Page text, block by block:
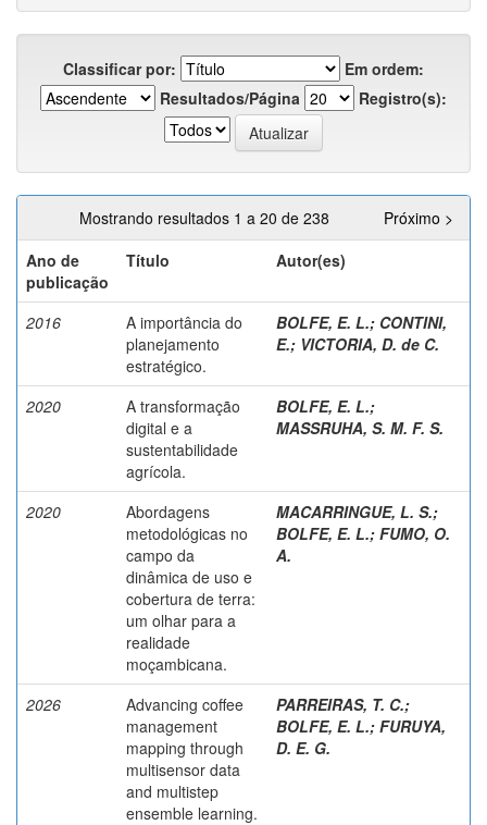
Classificar por:
Em ordem:
Resultados/Página
Registro(s):
Mostrando resultados 1 a 20 de 238
Próximo >
Ano de
publicação
Título Autor(es)
2016
A importância do
planejamento
estratégico.
BOLFE, E. L.; CONTINI,
E.; VICTORIA, D. de C.
2020
A transformação
digital e a
sustentabilidade
agrícola.
BOLFE, E. L.;
MASSRUHA, S. M. F. S.
2020
Abordagens
metodológicas no
campo da
dinâmica de uso e
cobertura de terra:
um olhar para a
realidade
moçambicana.
MACARRINGUE, L. S.;
BOLFE, E. L.; FUMO, O.
A.
2026
Advancing coffee
management
mapping through
multisensor data
and multistep
ensemble learning.
PARREIRAS, T. C.;
BOLFE, E. L.; FURUYA,
D. E. G.